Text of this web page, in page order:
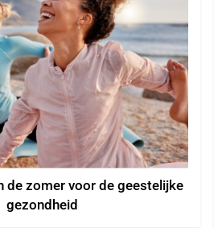
de zomer voor de geestelijke
gezondheid